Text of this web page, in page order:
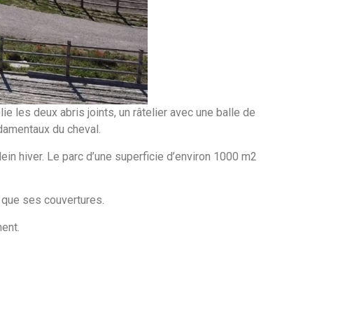
les deux abris joints, un râtelier avec une balle de
du cheval.
hiver. Le parc d’une superficie d’environ 1000 m2
ses couvertures.